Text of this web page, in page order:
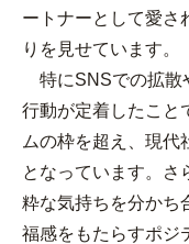
自転車シェアリング（
モバイルバッテリーシ
モバイルWi-Fiバッテリ
荷物預かりサービス「
ートナーとして愛さ
りを見せています。
特にSNSでの拡散
行動が定着したこと
ムの枠を超え、現代
となっています。さ
粋な気持ちを分かち
福感をもたらすポジ